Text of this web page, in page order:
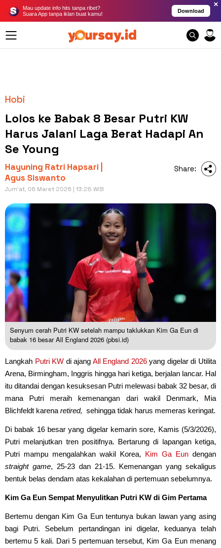
Mau update info hits tanpa ribet?
Suara App tanpa iklan buat kamu!
Download
×
Hobi
Lolos ke Babak 8 Besar Putri KW
Harus Jalani Laga Berat Hadapi An
Se Young
Hayuning Ratri Hapsari |
Agus Siswanto
Jum'at, 06 Maret 2026 | 13:28 WIB
Share:
Senyum cerah Putri KW setelah mampu taklukkan Kim Ga Eun di
babak 16 besar All England 2026 (pbsi.id)
Langkah Putri KW di ajang All England 2026yang digelar di Utilita
Arena, Birmingham, Inggris hingga hari ketiga, berjalan lancar. Hal
itu ditandai dengan kesuksesan Putri melewasi babak 32 besar, di
mana Putri meraih kemenangan dari wakil Denmark, Mia
Blichfeldt karena retired, sehingga tidak harus memeras keringat.
Di babak 16 besar yang digelar kemarin sore, Kamis (5/3/2026),
Putri melanjutkan tren positifnya. Bertarung di lapangan ketiga,
Putri mampu mengalahkan wakil Korea, Kim Ga Eun dengan
straight game, 25-23 dan 21-15. Kemenangan yang sekaligus
bentuk belas dendam atas kekalahan di pertemuan sebelumnya.
Kim Ga Eun Sempat Menyulitkan Putri KW di Gim Pertama
Bertemu dengan Kim Ga Eun tentunya bukan lawan yang asing
bagi Putri. Sebelum pertandingan ini digelar, keduanya telah
bertemu 5 kali. Dari 5 pertemuan tersebut, Kim Ga Eun menang